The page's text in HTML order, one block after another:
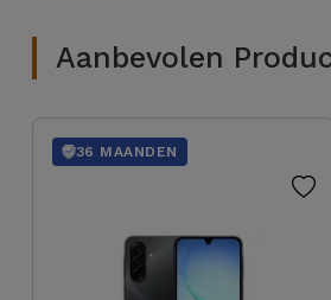
Aanbevolen
36 MAANDEN